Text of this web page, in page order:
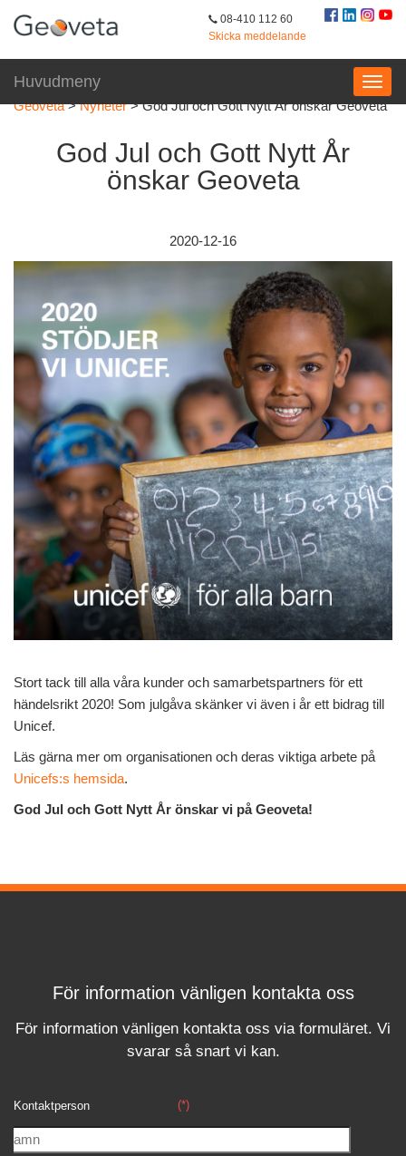
08-410 112 60
Skicka meddelande
Huvudmeny
Geoveta>Nyheter>God Jul och Gott Nytt År önskar Geoveta
God Jul och Gott Nytt År
önskar Geoveta
2020-12-16
Stort tack till alla våra kunder och samarbetspartners för ett
händelsrikt 2020! Som julgåva skänker vi även i år ett bidrag till
Unicef.
Läs gärna mer om organisationen och deras viktiga arbete på
Unicefs:s hemsida.
God Jul och Gott Nytt År önskar vi på Geoveta!
För information vänligen kontakta oss
För information vänligen kontakta oss via formuläret. Vi
svararså snart vi kan.
Kontaktperson (*)